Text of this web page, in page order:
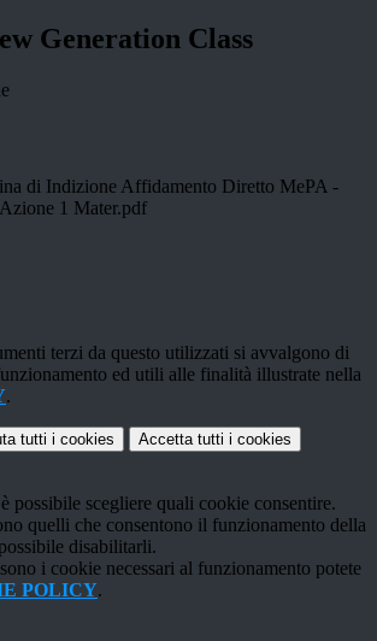
Generation Class
di Indizione Affidamento Diretto MePA -
1 Mater.pdf
terzi da questo utilizzati si avvalgono di
ed utili alle finalità illustrate nella
.
tutti i cookies Accetta tutti i cookies
possibile scegliere quali cookie consentire.
quelli che consentono il funzionamento della
disabilitarli.
i cookie necessari al funzionamento potete
POLICY.